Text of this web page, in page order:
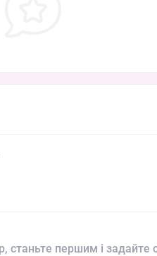
станьте першим і задайте